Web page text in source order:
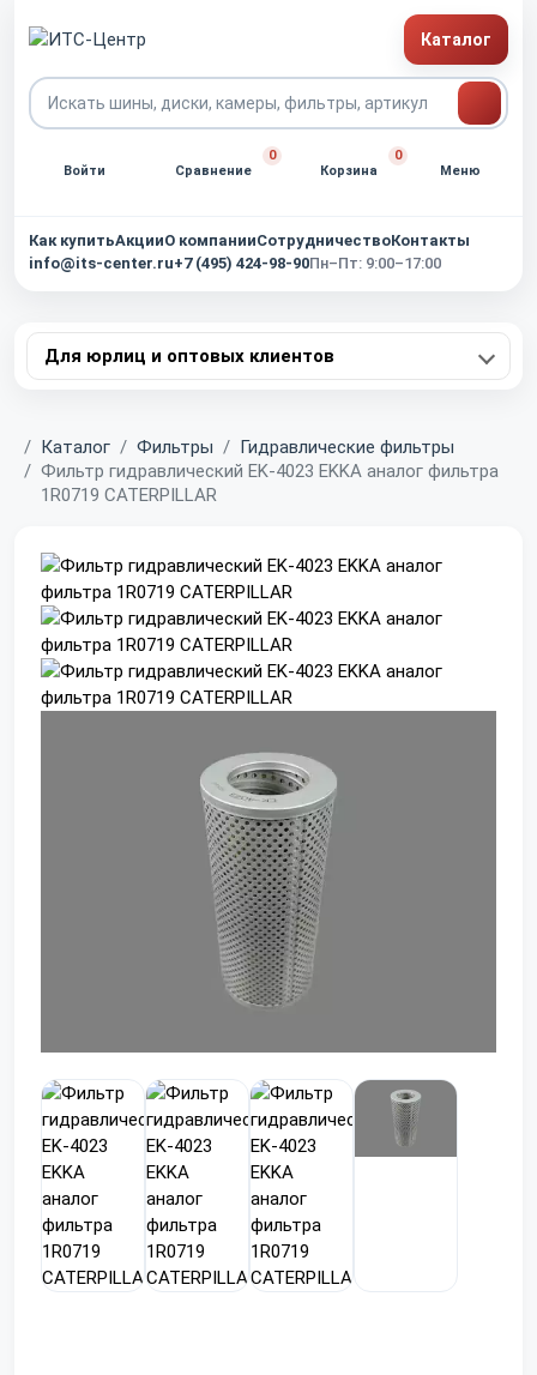
Каталог
Войти Сравнение
0
Корзина
0
Меню
Как купитьАкцииО компанииСотрудничествоКонтакты
info@its-center.ru+7 (495) 424-98-90Пн–Пт: 9:00–17:00
Для юрлиц и оптовых клиентов
Главная
Каталог Фильтры
Гидравлические фильтры
Фильтр гидравлический EK-4023 EKKA аналог фильтра
1R0719 CATERPILLAR